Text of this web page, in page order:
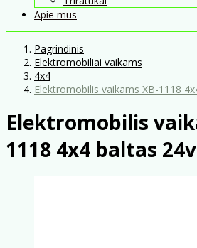
Apie mus
Pagrindinis
Elektromobiliai vaikams
4x4
Elektromobilis vaikams XB-1118
Elektromobilis
1118 4x4 baltas 24v